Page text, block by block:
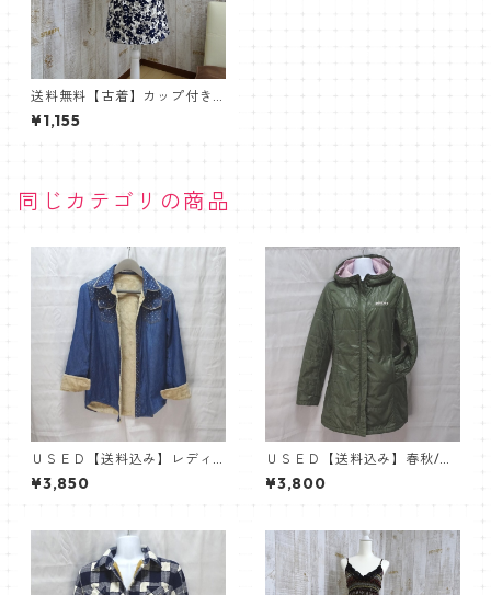
送料無料【古着】カップ付き
タンクトップ・花の柄
¥1,155
同じカテゴリの商品
ＵＳＥＤ【送料込み】レディ
ース水玉デニム調/厚手・あっ
たか裏全面フェイクファー
¥3,850
ＵＳＥＤ【送料込み】春秋/軽
量うす綿スポーツアウター・
アディダス/セミロングジャケ
¥3,800